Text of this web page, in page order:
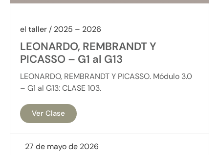
el taller / 2025 – 2026
LEONARDO, REMBRANDT Y
PICASSO – G1 al G13
LEONARDO, REMBRANDT Y PICASSO. Módulo 3.0
– G1 al G13: CLASE 103.
Ver Clase
27 de mayo de 2026